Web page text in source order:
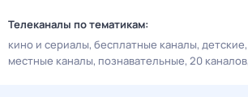
Телеканалы по тематикам:
кино и сериалы бесплатные каналы детские
местные каналы познавательные 20 каналов